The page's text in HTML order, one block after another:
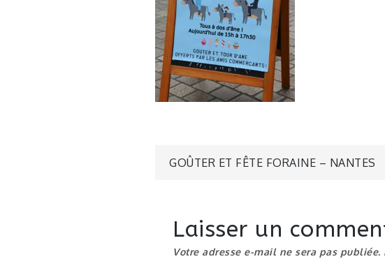
Navigation
l’article
GOÛTER ET FÊTE FORAINE – NANTES
Laisser un
Votre adresse e-mail ne sera pas publiée.